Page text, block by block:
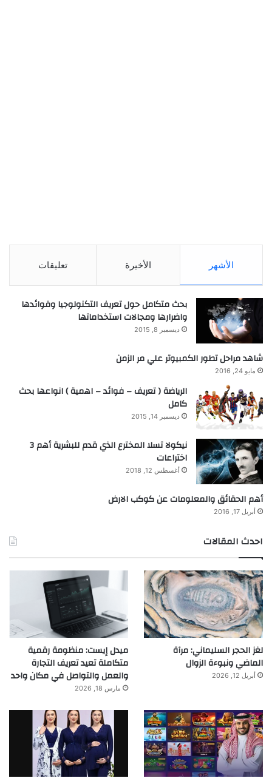
الأشهر الأخيرة تعليقات
بحث متكامل حول تعريف التكنولوجيا وفوائدها
واضرارها ومجالات استخداماتها
ديسمبر 8, 2015
شاهد مراحل تطور الكمبيوتر علي مر الزمن
مايو 24, 2016
الرياضة ( تعريف – فوائد – اهمية ) انواعها بحث
كامل
ديسمبر 14, 2015
نيكولا تسلا المخترع الذي قدم للبشرية أهم 3
اختراعات
أغسطس 12, 2018
أهم الحقائق والمعلومات عن كوكب الارض
أبريل 17, 2016
احدث المقالات
لغز الحجر السليماني: مرآة
الماضي ونبوءة الزوال
أبريل 12, 2026
ميدل إيست: منظومة رقمية
متكاملة تعيد تعريف التجارة
والعمل والتواصل في مكان واحد
مارس 18, 2026